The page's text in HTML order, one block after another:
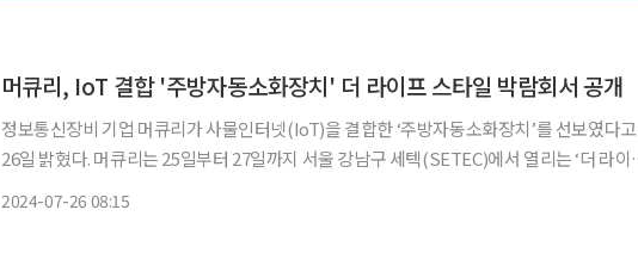
머큐리, IoT 결합 '주방자동소화장치' 더 라이프 스타일 박람회서 공개
정보통신장비 기업 머큐리가 사물인터넷(IoT)을 결합한 ‘주방자동소화장치’를 선보였다고
26일 밝혔다. 머큐리는 25일부터 27일까지 서울 강남구 세텍(SETEC)에서 열리는 ‘더 라이프
2024-07-26 08:15